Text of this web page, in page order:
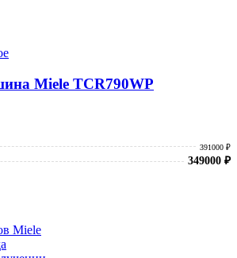
Miele TCR790WP
391000 ₽
349000 ₽
Miele